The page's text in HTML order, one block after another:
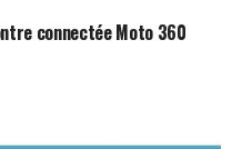
connectée Moto 360